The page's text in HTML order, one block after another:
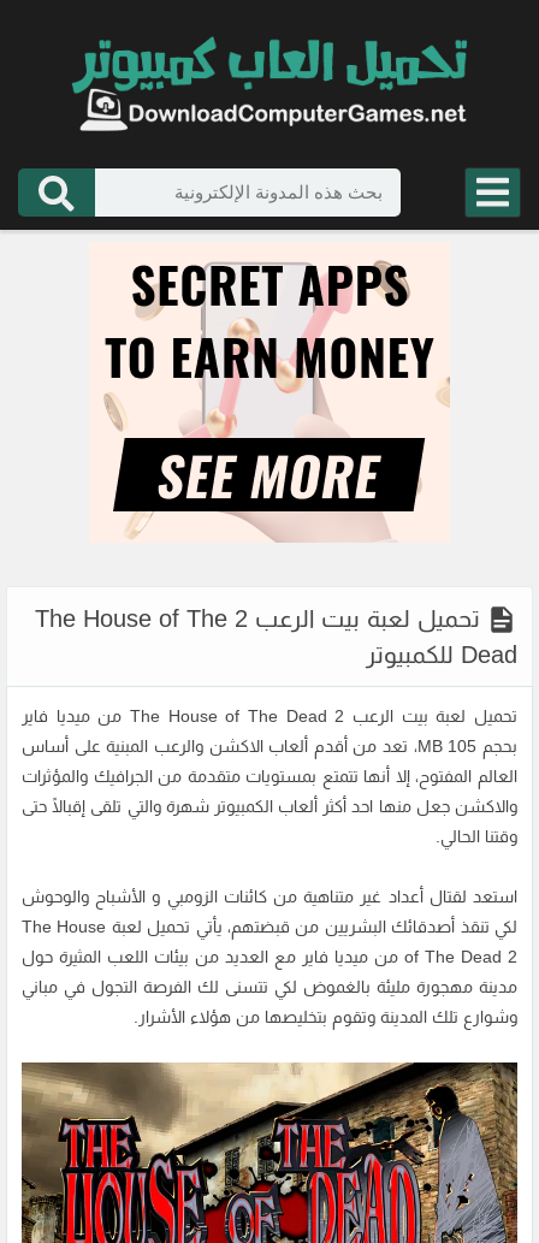
تحميل لعبة بيت الرعب 2 The House of The
Dead للكمبيوتر
تحميل لعبة بيت الرعب 2 The House of The Dead من ميديا فاير
بحجم 105 MB، تعد من أقدم ألعاب الاكشن والرعب المبنية على أساس
العالم المفتوح، إلا أنها تتمتع بمستويات متقدمة من الجرافيك والمؤثرات
والاكشن جعل منها احد أكثر ألعاب الكمبيوتر شهرة والتي تلقى إقبالًا حتى
وقتنا الحالي.
استعد لقتال أعداد غير متناهية من كائنات الزومبي و الأشباح والوحوش
لكي تنقذ أصدقائك البشريين من قبضتهم، يأتي تحميل لعبة The House
of The Dead 2 من ميديا فاير مع العديد من بيئات اللعب المثيرة حول
مدينة مهجورة مليئة بالغموض لكي تتسنى لك الفرصة التجول في مباني
وشوارع تلك المدينة وتقوم بتخليصها من هؤلاء الأشرار.